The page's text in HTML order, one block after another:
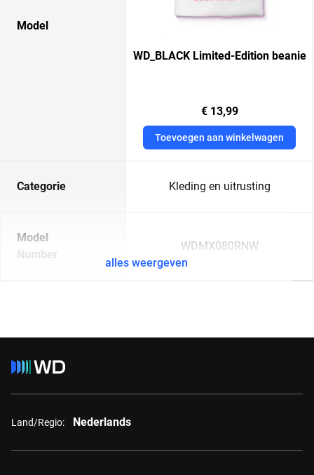
Model
WD_BLACK Limited-Edition beanie
€ 13,99
Toevoegen aan winkelwagen
Categorie Kleding en uitrusting
Model
Number
WDMX080RNW
alles weergeven
Land/Regio: Nederlands